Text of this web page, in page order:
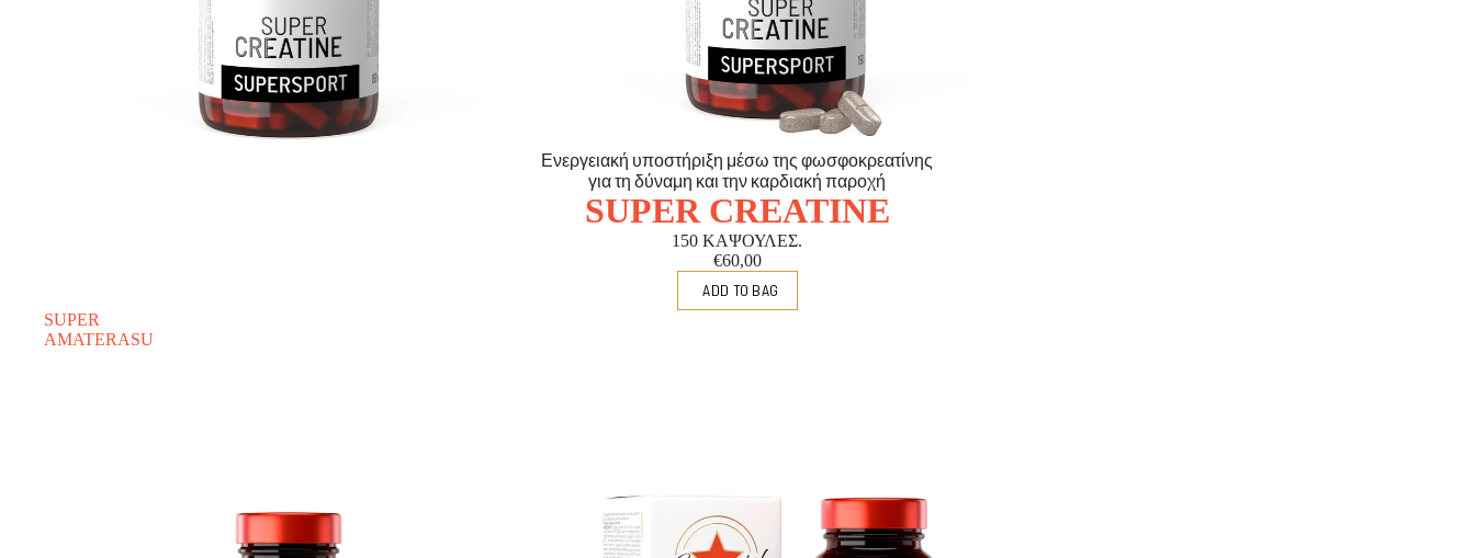
Ενεργειακή υποστήριξη μέσω της φωσφοκρεατίνης
για τη δύναμη και την καρδιακή παροχή
SUPER CREATINE
150 ΚΑΨΟΥΛΕΣ.
€60,00
SUPER
AMATERASU